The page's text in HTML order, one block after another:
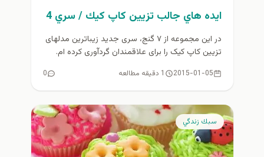
ايده هاي جالب تزيين كاپ كيك / سري 4
در این مجموعه از ۷ گنج، سری جديد زیباترین مدلهای
تزیین کاپ کیک را برای علاقمندان گردآوری کرده ام.
2015-01-05 1 دقیقه مطالعه 0
سبك زندگي